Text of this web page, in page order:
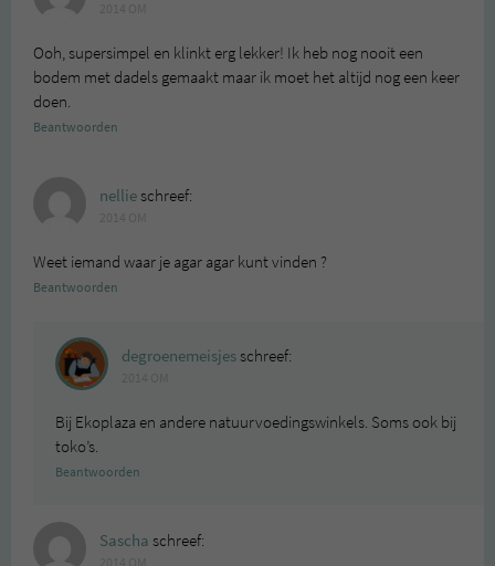
Ooh, supersimpel en klinkt erg lekker! Ik heb nog nooit een
bodem met dadels gemaakt maar ik moet het altijd nog een keer
doen.
Beantwoorden
nellieschreef:
Weet iemand waar je agar agar kunt vinden ?
Beantwoorden
degroenemeisjesschreef:
Bij Ekoplaza en andere natuurvoedingswinkels. Soms ook bij
toko’s.
Beantwoorden
Sascha schreef: